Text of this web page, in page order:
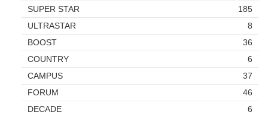
SUPER STAR
185
ULTRASTAR
8
BOOST
36
COUNTRY
6
CAMPUS
37
FORUM
46
DECADE
6